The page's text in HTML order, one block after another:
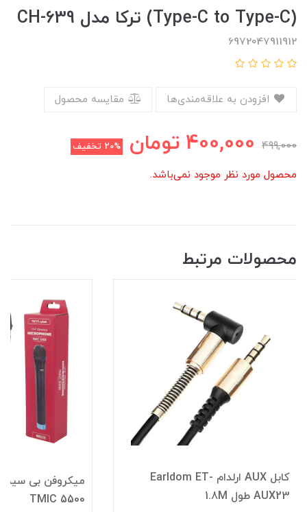
(Type-C to Type-C) ترکا مدل CH-639
6972047911912
مقایسه محصول
499,000
400,000 تومان 20% تخفیف
محصول مورد نظر موجود نمی‌باشد.
محصولات مرتبط
کابل AUX ارلدام Earldom ET-
AUX23 طول 1.8M
میکروفن بی سیم
TMIC 5500